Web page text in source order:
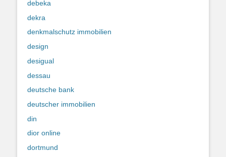
debeka
dekra
denkmalschutz immobilien
design
desigual
dessau
deutsche bank
deutscher immobilien
din
dior online
dortmund